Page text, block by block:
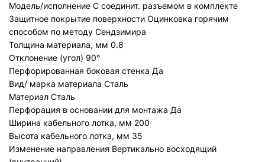
Модель/исполнение С соединит. разъемом в комплекте
Защитное покрытие поверхности Оцинковка горячим
способом по методу Сендзимира
Толщина материала, мм 0.8
Отклонение (угол) 90°
Перфорированная боковая стенка Да
Вид/ марка материала Сталь
Материал Сталь
Перфорация в основании для монтажа Да
Ширина кабельного лотка, мм 200
Высота кабельного лотка, мм 35
Изменение направления Вертикально восходящий